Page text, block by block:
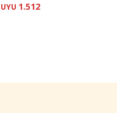
UYU 1.512